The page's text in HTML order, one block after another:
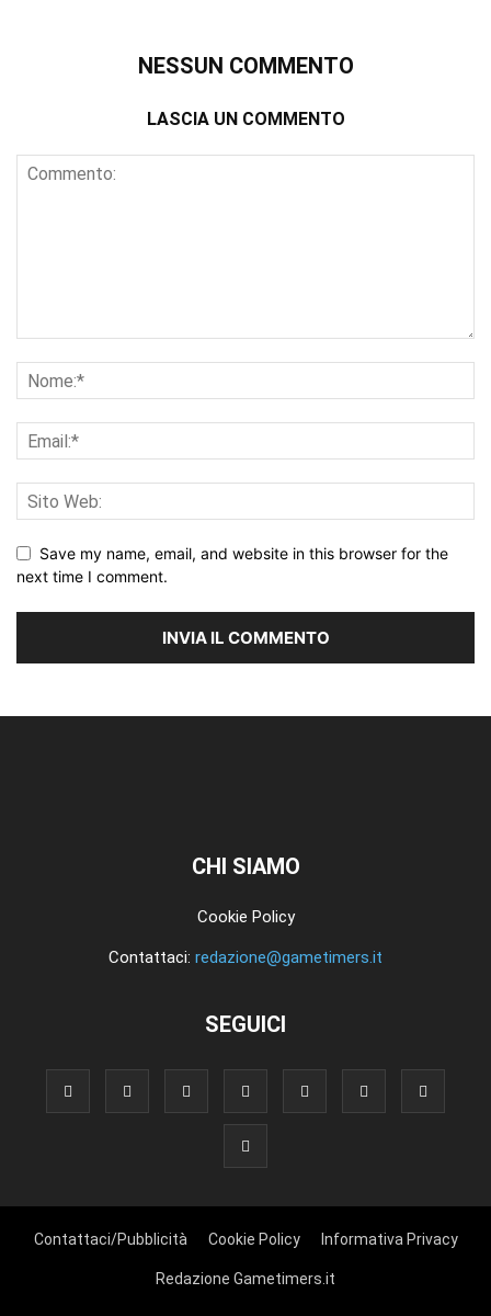
NESSUN COMMENTO
LASCIA UN COMMENTO
Save my name, email, and website in this browser for the
next time I comment.
CHI SIAMO
Cookie Policy
Contattaci: redazione@gametimers.it
SEGUICI
Contattaci/Pubblicità Cookie Policy Informativa Privacy
Redazione Gametimers.it